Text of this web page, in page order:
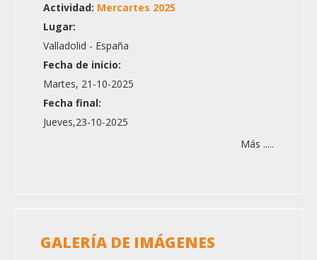
Actividad: Mercartes 2025
Lugar:
Valladolid - España
Fecha de inicio:
Martes, 21-10-2025
Fecha final:
Jueves,23-10-2025
Más .....
GALERÍA DE IMÁGENES